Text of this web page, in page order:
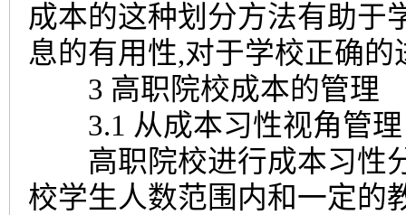
成本的这种划分方法有助于
息的有用性,对于学校正确
3 高职院校成本的管理
3.1 从成本习性视角管理
高职院校进行成本习性分
校学生人数范围内和一定的